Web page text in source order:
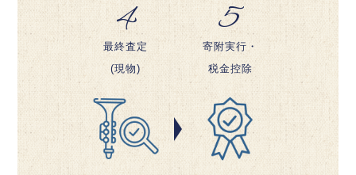
4
最終査定
(現物)
5
寄附実行・
税金控除